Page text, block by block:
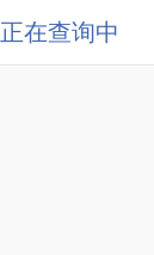
正在查询中